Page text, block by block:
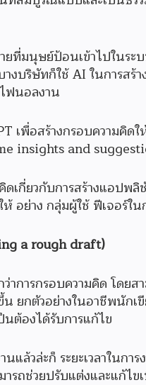
ยที่มนุษย์ป้อนเข้าไปในร
บริษัทก็ใช้ AI ในการส
ฟนอลงาน
เพื่อสร้างกรอบความ
insights and
เกี่ยวกับการสร้างแอปพ
อย่าง กลุ่มผู้ใช้ ฟีเจอร์ใ
a rough draft)
การกรอบความคิด โดยส
ยกตัวอย่างในอาชีพนักเ
ต้องได้รับการแก้ไข
นแล้วล่ะก็ ระยะเวลาใน
ารถช่วยปรับแต่งและแก้